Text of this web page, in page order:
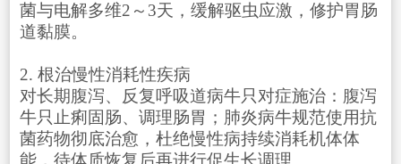
菌与电解多维2～3天，缓解驱虫应激，修护胃肠
道黏膜。
2. 根治慢性消耗性疾病
对长期腹泻、反复呼吸道病牛只对症施治：腹泻
牛只止痢固肠、调理肠胃；肺炎病牛规范使用抗
菌药物彻底治愈，杜绝慢性病持续消耗机体体
能，待体质恢复后再进行促生长调理。